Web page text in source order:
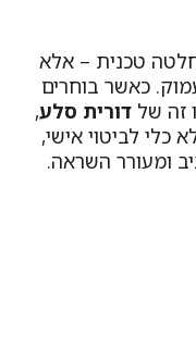
טכנית – אלא
כאשר בוחרים
שלדורית סלע,
לביטוי אישי,
השראה.